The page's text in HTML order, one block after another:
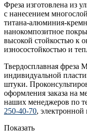
Фреза изготовлена из
с нанесением
титана-алюминия-
нанокомпозитное
высокой стойкостью к
износостойкостью и
Твердосплавная фреза
индивидуальной
штуки.
оформления заказа на
наших менеджеров по
250-40-70, электронной
Показать